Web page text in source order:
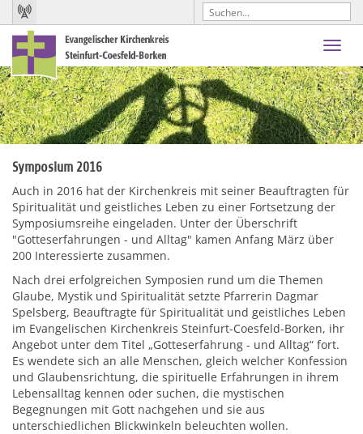
Symposium 2016
Auch in 2016 hat der Kirchenkreis mit seiner Beauftragten für
Spiritualität und geistliches Leben zu einer Fortsetzung der
Symposiumsreihe eingeladen. Unter der Überschrift
"Gotteserfahrungen - und Alltag" kamen Anfang März über
200 Interessierte zusammen.
Nach drei erfolgreichen Symposien rund um die Themen
Glaube, Mystik und Spiritualität setzte Pfarrerin Dagmar
Spelsberg, Beauftragte für Spiritualität und geistliches Leben
im Evangelischen Kirchenkreis Steinfurt-Coesfeld-Borken, ihr
Angebot unter dem Titel „Gotteserfahrung - und Alltag“ fort.
Es wendete sich an alle Menschen, gleich welcher Konfession
und Glaubensrichtung, die spirituelle Erfahrungen in ihrem
Lebensalltag kennen oder suchen, die mystischen
Begegnungen mit Gott nachgehen und sie aus
unterschiedlichen Blickwinkeln beleuchten wollen.